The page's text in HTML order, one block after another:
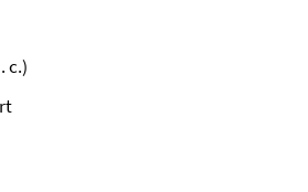
c.)